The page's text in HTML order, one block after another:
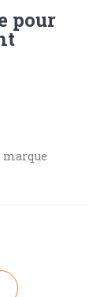
pour
marque